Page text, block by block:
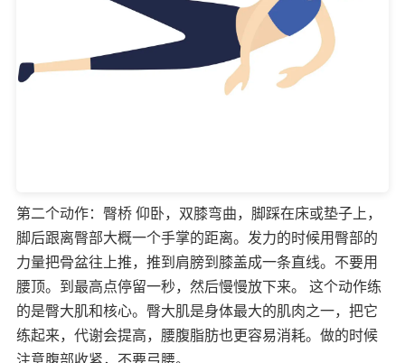
第二个动作：臀桥 仰卧，双膝弯曲，脚踩在床或垫子上，
脚后跟离臀部大概一个手掌的距离。发力的时候用臀部的
力量把骨盆往上推，推到肩膀到膝盖成一条直线。不要用
腰顶。到最高点停留一秒，然后慢慢放下来。 这个动作练
的是臀大肌和核心。臀大肌是身体最大的肌肉之一，把它
练起来，代谢会提高，腰腹脂肪也更容易消耗。做的时候